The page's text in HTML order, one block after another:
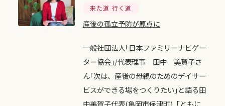
来た道 行く道
産後の孤立予防が原点に
一般社団法人｢日本ファミリーナビゲー
ター協会｣/代表理事 田中 美賀子さ
ん｢次は、産後の母親のためのデイサー
ビスができる場をつくりたい｣と語る田
中美賀子代表(亀岡市保津町)「ともに